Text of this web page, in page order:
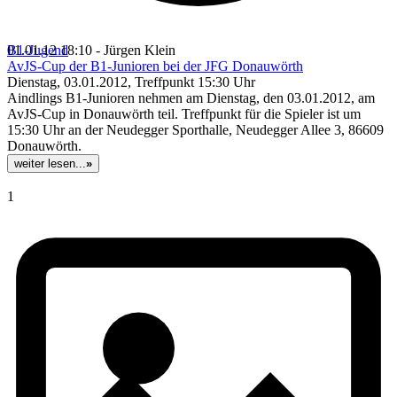
B1-Jugend
01.01.12 18:10 - Jürgen Klein
AvJS-Cup der B1-Junioren bei der JFG Donauwörth
Dienstag, 03.01.2012, Treffpunkt 15:30 Uhr
Aindlings B1-Junioren nehmen am Dienstag, den 03.01.2012, am
AvJS-Cup in Donauwörth teil. Treffpunkt für die Spieler ist um
15:30 Uhr an der Neudegger Sporthalle, Neudegger Allee 3, 86609
Donauwörth.
weiter lesen...»
1